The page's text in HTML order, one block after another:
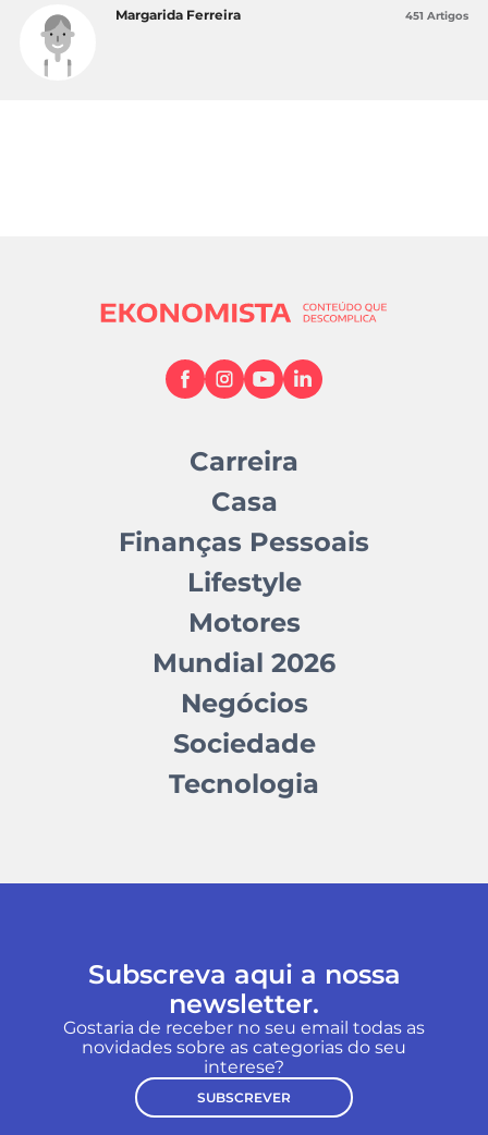
Margarida Ferreira 451 Artigos
Carreira
Casa
Finanças Pessoais
Lifestyle
Motores
Mundial 2026
Negócios
Sociedade
Tecnologia
Subscreva aqui a nossa
newsletter.
Gostaria de receber no seu email todas as
novidades sobre as categorias do seu
interese?
SUBSCREVER